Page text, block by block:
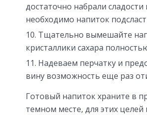
достаточно набрали сладости
необходимо напиток
Тщательно вымешайте
кристаллики сахара
Надеваем перчатку и
вину возможность еще раз
Готовый напиток храните в
темном месте, для этих целей